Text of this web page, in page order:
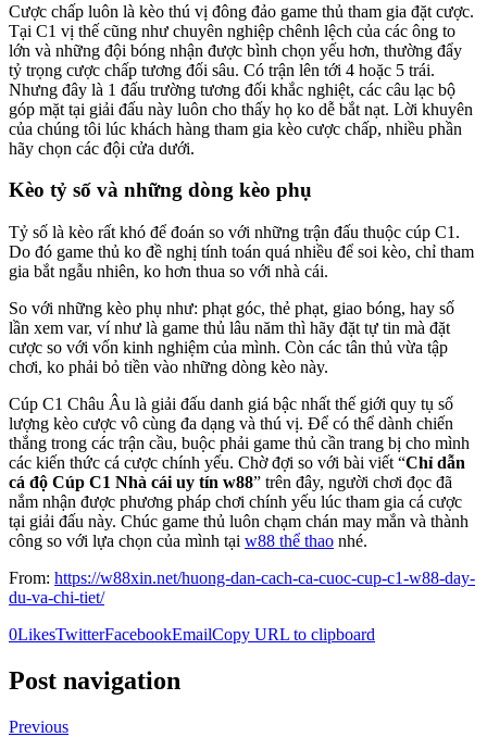
Cược chấp luôn là kèo thú vị đông đảo game thủ tham gia đặt cược.
Tại C1 vị thế cũng như chuyên nghiệp chênh lệch của các ông to
lớn và những đội bóng nhận được bình chọn yếu hơn, thường đẩy
tỷ trọng cược chấp tương đối sâu. Có trận lên tới 4 hoặc 5 trái.
Nhưng đây là 1 đấu trường tương đối khắc nghiệt, các câu lạc bộ
góp mặt tại giải đấu này luôn cho thấy họ ko dễ bắt nạt. Lời khuyên
của chúng tôi lúc khách hàng tham gia kèo cược chấp, nhiều phần
hãy chọn các đội cửa dưới.
Kèo tỷ số và những dòng kèo phụ
Tỷ số là kèo rất khó để đoán so với những trận đấu thuộc cúp C1.
Do đó game thủ ko đề nghị tính toán quá nhiều để soi kèo, chỉ tham
gia bắt ngẫu nhiên, ko hơn thua so với nhà cái.
So với những kèo phụ như: phạt góc, thẻ phạt, giao bóng, hay số
lần xem var, ví như là game thủ lâu năm thì hãy đặt tự tin mà đặt
cược so với vốn kinh nghiệm của mình. Còn các tân thủ vừa tập
chơi, ko phải bỏ tiền vào những dòng kèo này.
Cúp C1 Châu Âu là giải đấu danh giá bậc nhất thế giới quy tụ số
lượng kèo cược vô cùng đa dạng và thú vị. Để có thể dành chiến
thắng trong các trận cầu, buộc phải game thủ cần trang bị cho mình
các kiến thức cá cược chính yếu. Chờ đợi so với bài viết “Chỉ dẫn
cá độ Cúp C1 Nhà cái uy tín w88” trên đây, người chơi đọc đã
nắm nhận được phương pháp chơi chính yếu lúc tham gia cá cược
tại giải đấu này. Chúc game thủ luôn chạm chán may mắn và thành
công so với lựa chọn của mình tại w88 thể thao nhé.
From: https://w88xin.net/huong-dan-cach-ca-cuoc-cup-c1-w88-day-
du-va-chi-tiet/
0LikesTwitterFacebookEmailCopy URL to clipboard
Post navigation
Previous